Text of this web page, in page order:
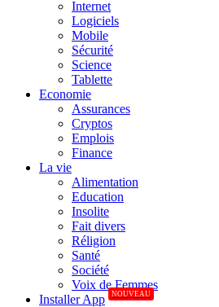
Internet
Logiciels
Mobile
Sécurité
Science
Tablette
Economie
Assurances
Cryptos
Emplois
Finance
La vie
Alimentation
Education
Insolite
Fait divers
Réligion
Santé
Société
Voix de Femmes
Installer App
NOUVEAU